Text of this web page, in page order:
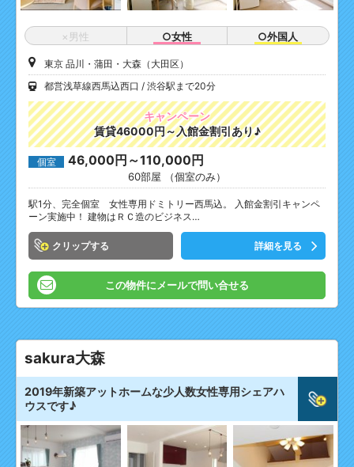
×男性 ○女性 ○外国人
東京 品川・蒲田・大森（大田区）
都営浅草線西馬込西口
渋谷駅まで20分
キャンペーン
賃貸46000円～入館金割引あり♪
個室 46,000円～110,000円
60部屋 （個室のみ）
駅1分、完全個室 女性専用ドミトリー西馬込。 入館金割引キャンペ
ーン実施中！ 建物はＲＣ造のビジネス…
クリップ 詳細を見る
この物件にメールで問い合せる
sakura大森
2019年新築アットホームな少人数女性専用シェアハ
ウスです♪